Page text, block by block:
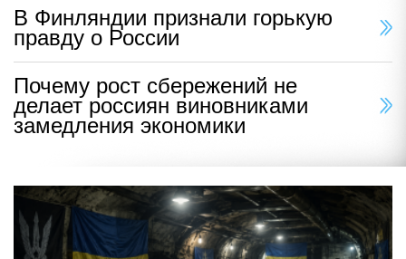
В Финляндии признали горькую
правду о России
Почему рост сбережений не
делает россиян виновниками
замедления экономики